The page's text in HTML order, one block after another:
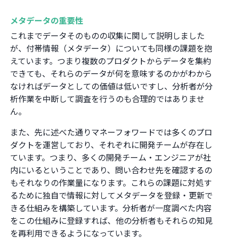
メタデータの重要性
これまでデータそのものの収集に関して説明しました
が、付帯情報（メタデータ）についても同様の課題を抱
えています。つまり複数のプロダクトからデータを集約
できても、それらのデータが何を意味するのかがわから
なければデータとしての価値は低いですし、分析者が分
析作業を中断して調査を行うのも合理的ではありませ
ん。
また、先に述べた通りマネーフォワードでは多くのプロ
ダクトを運営しており、それぞれに開発チームが存在し
ています。つまり、多くの開発チーム・エンジニアが社
内にいるということであり、問い合わせ先を確認するの
もそれなりの作業量になります。これらの課題に対処す
るために独自で情報に対してメタデータを登録・更新で
きる仕組みを構築しています。分析者が一度調べた内容
をこの仕組みに登録すれば、他の分析者もそれらの知見
を再利用できるようになっています。